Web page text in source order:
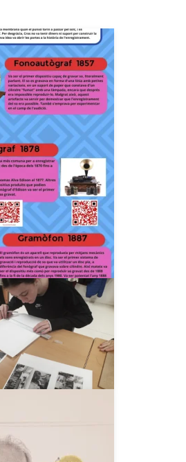
__AMPLIAR__
__AMPLIAR__